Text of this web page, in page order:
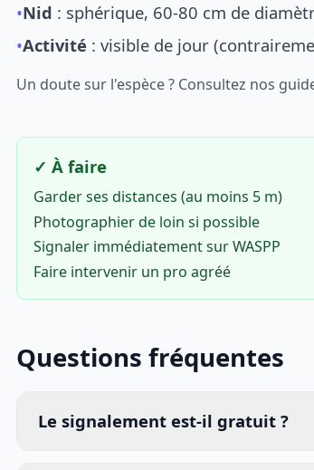
•Nid : sphérique, 60-80 cm de
•Activité : visible de jour
Un doute sur l'espèce ? Consultez nos
✓ À faire
Garder ses distances (au moins 5 m)
Photographier de loin si possible
Signaler immédiatement sur WASPP
Faire intervenir un pro agréé
Questions fréquentes
Le signalement est-il gratuit ?